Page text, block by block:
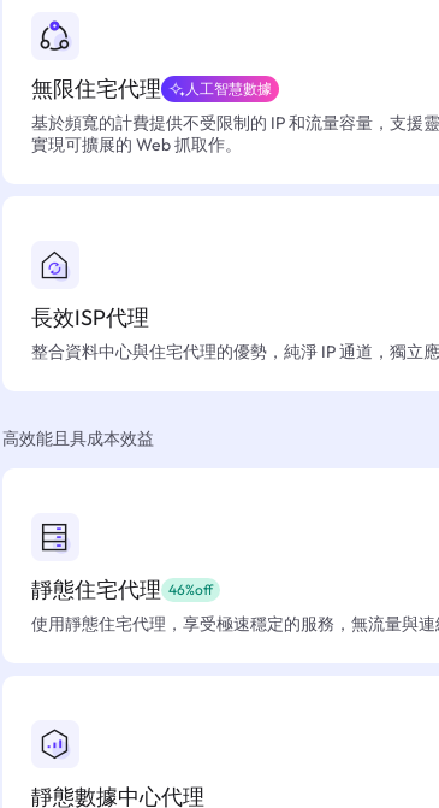
無限住宅代理 人工智慧數據
基於頻寬的計費提供不受限制的 IP 和流量容量，支援
實現可擴展的 Web 抓取作。
長效ISP代理
整合資料中心與住宅代理的優勢，純淨 IP 通道，獨立
高效能且具成本效益
靜態住宅代理 46%off
使用靜態住宅代理，享受極速穩定的服務，無流量與連
靜態數據中心代理